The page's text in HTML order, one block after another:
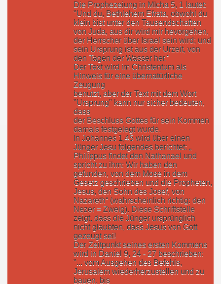
Die Prophezeiung in MIcha 5, 1 lautet:
"Und du, Bethlehem Efrata, obwohl du
klein bist unter den Tausendschaften
von Juda, aus dir wird mir hevorgehen,
der Herrscher über Israel sein wird; und
sein Ursprung ist aus der Urzeit, von
den Tagen der Wasser her."
Der Text wird im Christentum als
Hinweis für eine übernatürliche
Zeugung
benutzt, aber der Text mit dem Wort
"Ursprung" kann nur sicher bedeuten,
dass
der Beschluss Gottes für sein Kommen
damals festgelegt wurde.
In Johannes 1,45 wird über einen
Jünger Jesu folgendes berichtet: „
Philippus findet den Nathanael und
spricht zu ihm: Wir haben den
gefunden, von dem Mose in dem
Gesetz geschrieben und die Propheten,
Jesus, den Sohn des Josef, von
Nazareth“ (wahrscheinlich richtig: den
Nezer = Zweig). Diese Schriftstelle
zeigt, dass die Jünger ursprünglich
nicht glaubten, dass Jesus von Gott
gezeugt sei!
Der Zeitpunkt seines ersten Kommens
wird in Daniel 9, 24 - 27 beschrieben:
"... vom Ausgehen des Befehls,
Jerusalem wiederherzustellen und zu
bauen, bis